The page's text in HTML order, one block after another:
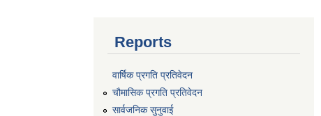
Reports
वार्षिक प्रगति प्रतिवेदन
चौमासिक प्रगति प्रतिवेदन
सार्वजनिक सुनुवाई